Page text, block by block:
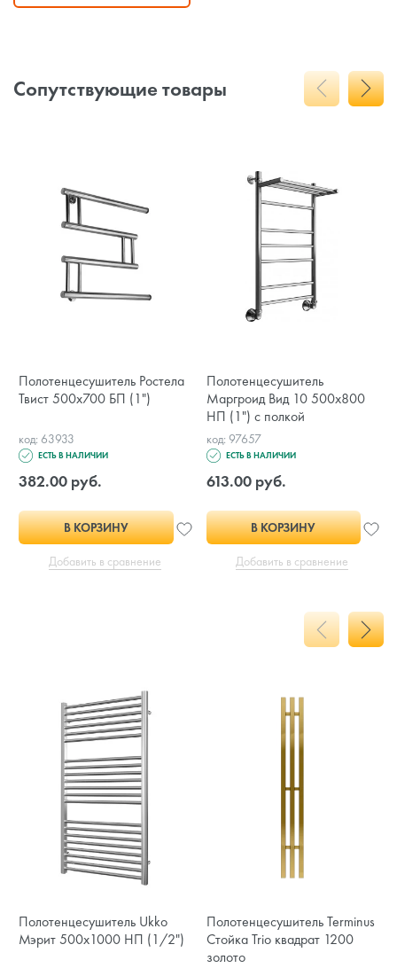
Сопутствующие товары
Полотенцесушитель Ростела
Твист 500x700 БП (1")
код: 63933
ЕСТЬ В НАЛИЧИИ
382.00 руб.
В КОРЗИНУ
Добавить в сравнение
Полотенцесушитель
Маргроид Вид 10 500х800
НП (1") с полкой
код: 97657
ЕСТЬ В НАЛИЧИИ
613.00 руб.
В КОРЗИНУ
Добавить в сравнение
Полотенцесушитель Ukko
Мэрит 500х1000 НП (1/2")
Полотенцесушитель Terminus
Стойка Trio квадрат 1200
золото